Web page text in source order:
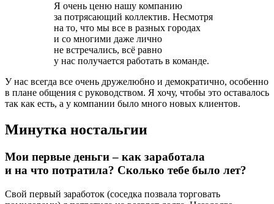
Я очень ценю нашу компанию
за потрясающий коллектив. Несмотря
на то, что мы все в разных городах
и со многими даже лично
не встречались, всё равно
у нас получается работать в команде.
У нас всегда все очень дружелюбно и демократично, особенно
в плане общения с руководством. Я хочу, чтобы это оставалось
так как есть, а у компании было много новых клиентов.
Минутка ностальгии
Мои первые деньги – как заработала
и на что потратила? Сколько тебе было лет?
Свой первый заработок (соседка позвала торговать